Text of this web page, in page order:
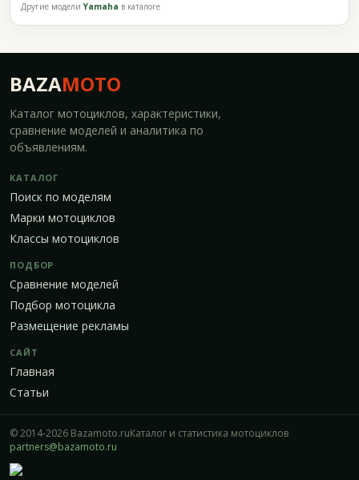
Другие моделиYamaha в каталоге
BAZAMOTO
Каталог мотоциклов, характеристики,
сравнение моделей и аналитика по
объявлениям.
КАТАЛОГ
Поиск по моделям
Марки мотоциклов
Классы мотоциклов
ПОДБОР
Сравнение моделей
Подбор мотоцикла
Размещение рекламы
САЙТ
Главная
Статьи
© 2014-2026 Bazamoto.ruКаталог и статистика мотоциклов
partners@bazamoto.ru